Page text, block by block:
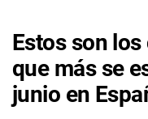
Estos son
que más se
junio en